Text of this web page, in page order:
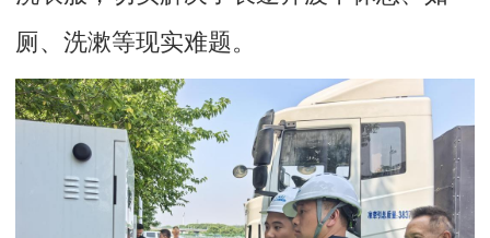
厕、洗漱等现实难题。